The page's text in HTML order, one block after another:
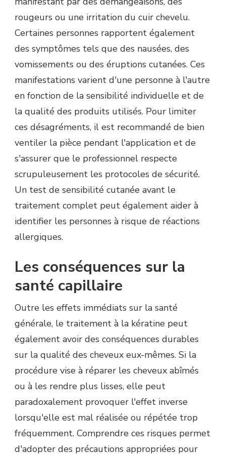
rougeurs ou une irritation du cuir chevelu.
Certaines personnes rapportent également
des symptômes tels que des nausées, des
vomissements ou des éruptions cutanées. Ces
manifestations varient d'une personne à l'autre
en fonction de la sensibilité individuelle et de
la qualité des produits utilisés. Pour limiter
ces désagréments, il est recommandé de bien
ventiler la pièce pendant l'application et de
s'assurer que le professionnel respecte
scrupuleusement les protocoles de sécurité.
Un test de sensibilité cutanée avant le
traitement complet peut également aider à
identifier les personnes à risque de réactions
allergiques.
Les conséquences sur la
santé capillaire
Outre les effets immédiats sur la santé
générale, le traitement à la kératine peut
également avoir des conséquences durables
sur la qualité des cheveux eux-mêmes. Si la
procédure vise à réparer les cheveux abîmés
ou à les rendre plus lisses, elle peut
paradoxalement provoquer l'effet inverse
lorsqu'elle est mal réalisée ou répétée trop
fréquemment. Comprendre ces risques permet
d'adopter des précautions appropriées pour